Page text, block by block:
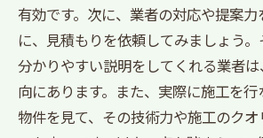
有効です。次に、業者の対応や提案
に、見積もりを依頼してみましょう
分かりやすい説明をしてくれる業者
向にあります。また、実際に施工を
物件を見て、その技術力や施工のク